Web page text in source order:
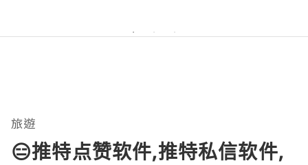
旅遊
😑推特点赞软件,推特私信软件,